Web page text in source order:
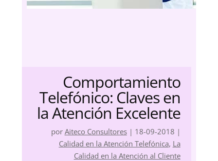
Comportamiento
Telefónico: Claves en
la Atención Excelente
por Aiteco Consultores| 18-09-2018 |
Calidad en la Atención Telefónica, La
Calidad en la Atención al Cliente